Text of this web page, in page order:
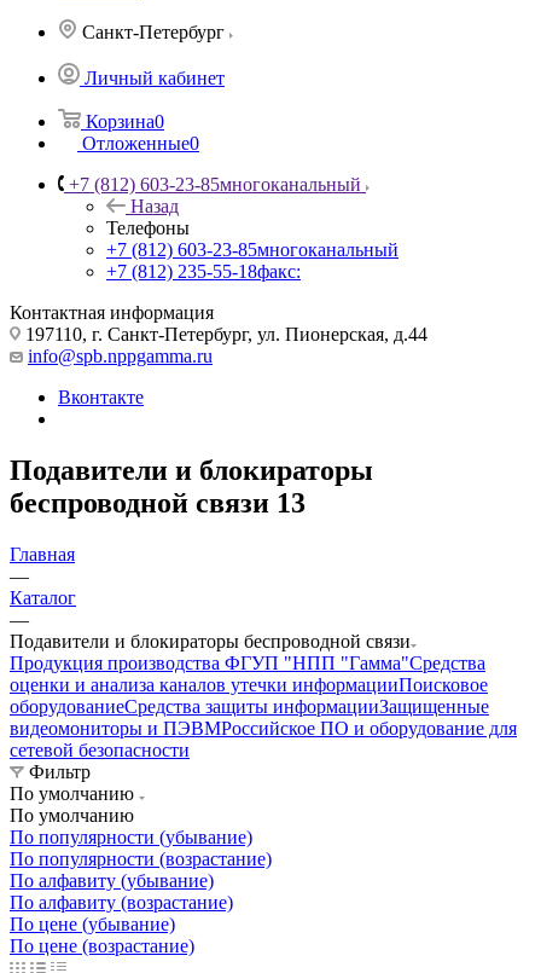
Санкт-Петербург
Личный кабинет
Корзина0
Отложенные0
+7 (812) 603-23-85многоканальный
Назад
Телефоны
+7 (812) 603-23-85многоканальный
+7 (812) 235-55-18факс:
Контактная информация
197110, г. Санкт-Петербург, ул. Пионерская, д.44
info@spb.nppgamma.ru
Вконтакте
Подавители и блокираторы
беспроводной связи 13
Главная
—
Каталог
—
Подавители и блокираторы беспроводной связи
Продукция производства ФГУП "НПП "Гамма"Средства
оценки и анализа каналов утечки информацииПоисковое
оборудованиеСредства защиты информацииЗащищенные
видеомониторы и ПЭВМРоссийское ПО и оборудование для
сетевой безопасности
Фильтр
По умолчанию
По умолчанию
По популярности (убывание)
По популярности (возрастание)
По алфавиту (убывание)
По алфавиту (возрастание)
По цене (убывание)
По цене (возрастание)